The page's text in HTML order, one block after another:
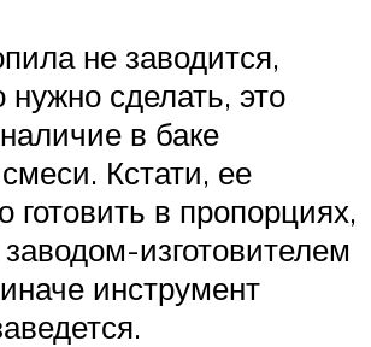
не заводится,
нужно сделать, это
в баке
Кстати, ее
готовить в пропорциях,
изготовителем
инструмент